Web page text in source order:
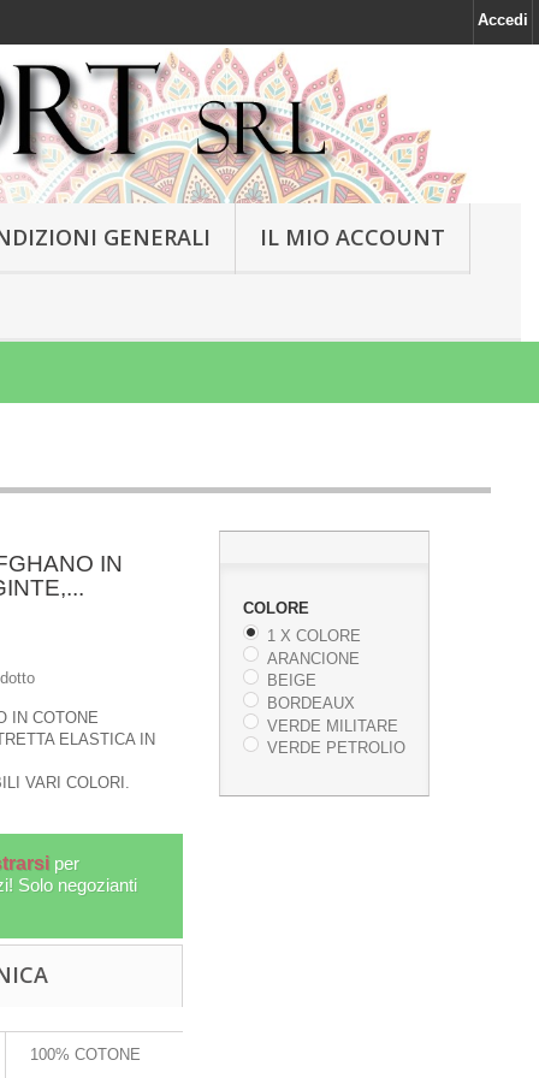
Accedi
GENERALI IL MIO ACCOUNT
GILET IN COTONE
IN
IN COTONE
ELASTICA IN
VARI COLORI.
per
Solo negozianti
100% COTONE
COLORE
1 X COLORE
ARANCIONE
BEIGE
BORDEAUX
VERDE MILITARE
VERDE PETROLIO